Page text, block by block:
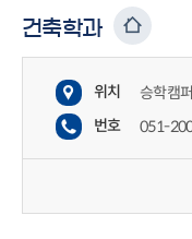
건축학과
위치
승학캠
번호
051-